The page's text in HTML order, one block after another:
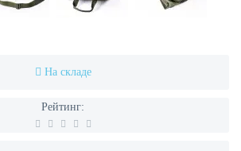
На складе
Рейтинг: